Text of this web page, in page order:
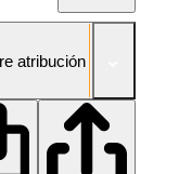
atribución